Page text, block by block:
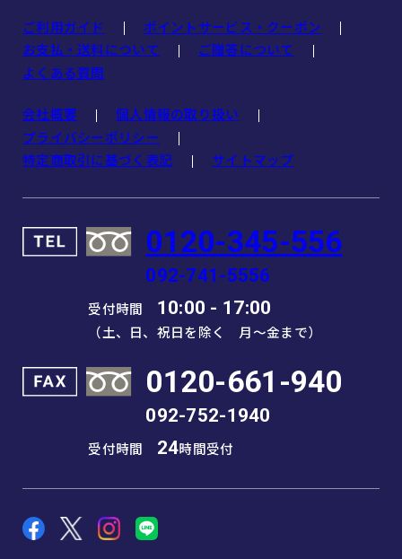
ご利用ガイド
ポイントサービス・クーポン
お支払・送料について
ご贈答について
よくある質問
会社概要
個人情報の取り扱い
プライバシーポリシー
特定商取引に基づく表記
サイトマップ
0120-345-556
092-741-5556
受付時間 10:00 - 17:00
（土、日、祝日を除く 月～金まで）
0120-661-940
092-752-1940
受付時間 24時間受付